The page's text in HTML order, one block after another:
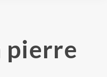
pierre